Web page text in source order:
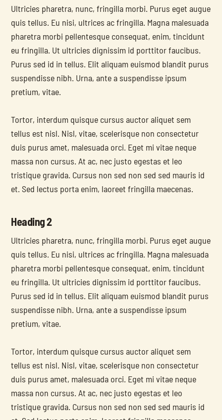
Ultricies pharetra, nunc, fringilla morbi. Purus eget augue
quis tellus. Eu nisi, ultrices ac fringilla. Magna malesuada
pharetra morbi pellentesque consequat, enim, tincidunt
eu fringilla. Ut ultricies dignissim id porttitor faucibus.
Purus sed id in tellus. Elit aliquam euismod blandit purus
suspendisse nibh. Urna, ante a suspendisse ipsum
pretium, vitae.
Tortor, interdum quisque cursus auctor aliquet sem
tellus est nisl. Nisl, vitae, scelerisque non consectetur
duis purus amet, malesuada orci. Eget mi vitae neque
massa non cursus. At ac, nec justo egestas et leo
tristique gravida. Cursus non sed non sed sed mauris id
et. Sed lectus porta enim, laoreet fringilla maecenas.
Heading 2
Ultricies pharetra, nunc, fringilla morbi. Purus eget augue
quis tellus. Eu nisi, ultrices ac fringilla. Magna malesuada
pharetra morbi pellentesque consequat, enim, tincidunt
eu fringilla. Ut ultricies dignissim id porttitor faucibus.
Purus sed id in tellus. Elit aliquam euismod blandit purus
suspendisse nibh. Urna, ante a suspendisse ipsum
pretium, vitae.
Tortor, interdum quisque cursus auctor aliquet sem
tellus est nisl. Nisl, vitae, scelerisque non consectetur
duis purus amet, malesuada orci. Eget mi vitae neque
massa non cursus. At ac, nec justo egestas et leo
tristique gravida. Cursus non sed non sed sed mauris id